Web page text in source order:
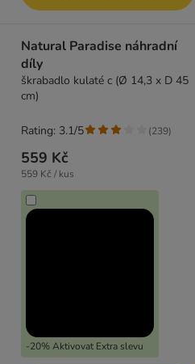
Natural Paradise náhradní
díly
škrabadlo kulaté c (Ø 14,3 x D 45
cm)
559 Kč
559 Kč / kus
-20% Aktivovat Extra slevu
Rating: 3.1/5 (239)